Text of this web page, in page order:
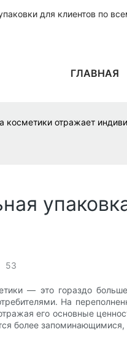
для клиентов по
ГЛАВНАЯ
косметики отражает
53
— это гораздо
На
его основные
более